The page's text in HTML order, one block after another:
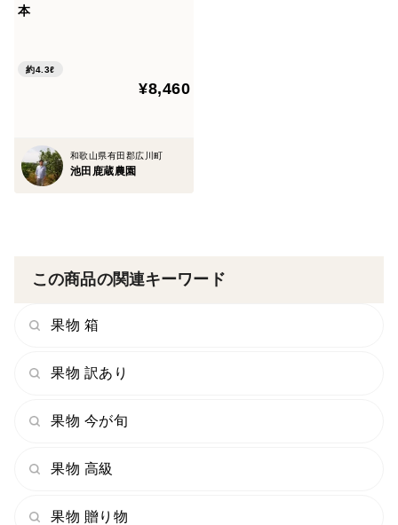
本
約4.3ℓ
¥8,460
和歌山県有田郡広川町
池田鹿蔵農園
この商品の関連キーワード
果物 箱
果物 訳あり
果物 今が旬
果物 高級
果物 贈り物